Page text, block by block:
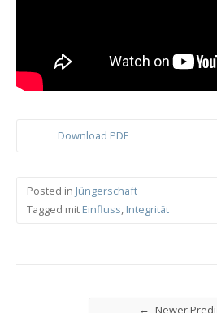
Download PDF
Posted in Jüngerschaft
Tagged mit Einfluss, Integrität
← Newer